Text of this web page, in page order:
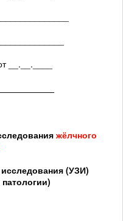
__.__.____
жёлчного
(УЗИ)